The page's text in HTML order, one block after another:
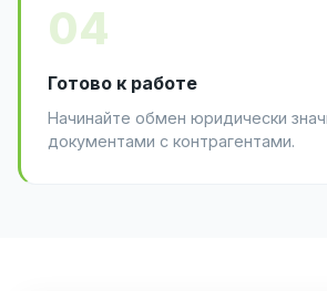
04
Готово к работе
Начинайте обмен юридически
документами с контрагентами.